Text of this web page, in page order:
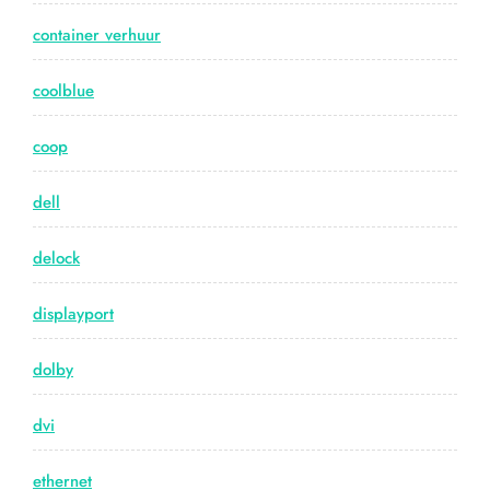
container verhuur
coolblue
coop
dell
delock
displayport
dolby
dvi
ethernet